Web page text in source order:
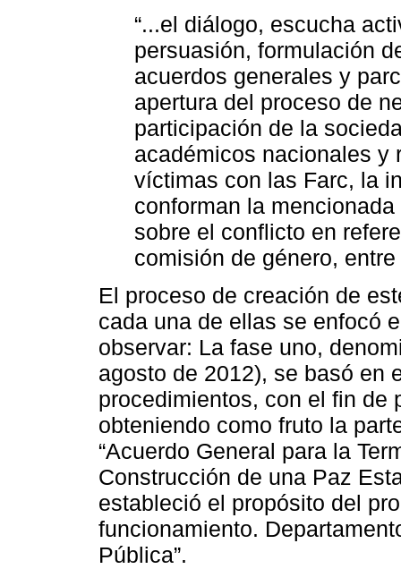
“...el diálogo, escucha
persuasión, formulación
acuerdos generales y
apertura del proceso de
participación de la
académicos nacionales y
víctimas con las Farc, la
conforman la
sobre el conflicto en
comisión de género,
El proceso de creación de
cada una de ellas se enfocó
observar: La fase uno,
agosto de 2012), se basó en
procedimientos, con el fin de
obteniendo como fruto la
“Acuerdo General para la
Construcción de una Paz
estableció el propósito del
funcionamiento.
Pública”.